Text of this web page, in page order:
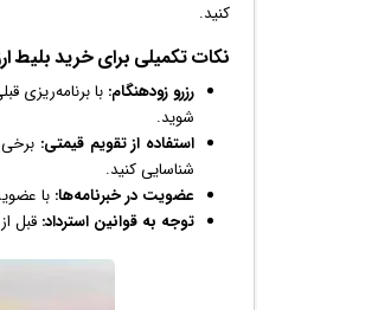
کنید.
نکات تکمیلی برای خرید بلیط
رزرو زودهنگام: با برنامه‌ریزی
شوید.
استفاده از تقویم قیمتی: برخی
شناسایی کنید.
عضویت در خبرنامه‌ها: با
توجه به قوانین استرداد: قبل